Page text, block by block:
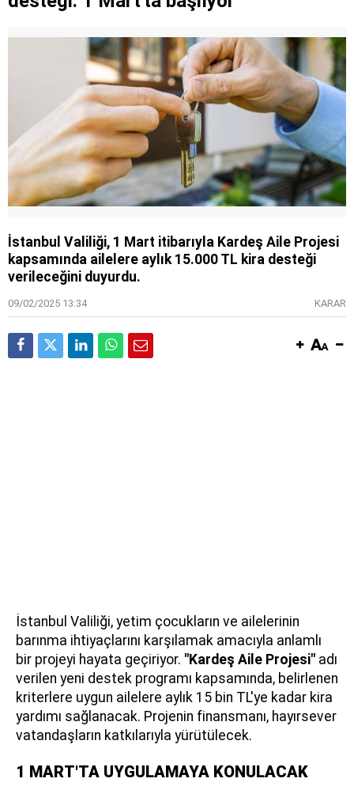
İstanbul Valiliği, 1 Mart itibarıyla Kardeş Aile Projesi
kapsamında ailelere aylık 15.000 TL kira desteği
verileceğini duyurdu.
09/02/2025 13:34 KARAR
İstanbul Valiliği, yetim çocukların ve ailelerinin
barınma ihtiyaçlarını karşılamak amacıyla anlamlı
bir projeyi hayata geçiriyor. "Kardeş Aile Projesi" adı
verilen yeni destek programı kapsamında, belirlenen
kriterlere uygun ailelere aylık 15 bin TL'ye kadar kira
yardımı sağlanacak. Projenin finansmanı, hayırsever
vatandaşların katkılarıyla yürütülecek.
1 MART'TA UYGULAMAYA KONULACAK